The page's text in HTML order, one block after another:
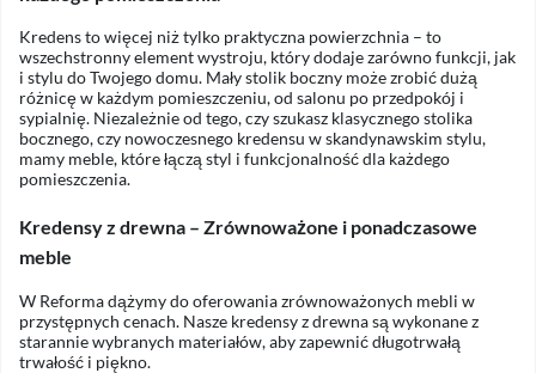
Kredens to więcej niż tylko praktyczna powierzchnia – to
wszechstronny element wystroju, który dodaje zarówno funkcji, jak
i stylu do Twojego domu. Mały stolik boczny może zrobić dużą
różnicę w każdym pomieszczeniu, od salonu po przedpokój i
sypialnię. Niezależnie od tego, czy szukasz klasycznego stolika
bocznego, czy nowoczesnego kredensu w skandynawskim stylu,
mamy meble, które łączą styl i funkcjonalność dla każdego
pomieszczenia.
Kredensy z drewna – Zrównoważone i ponadczasowe
meble
W Reforma dążymy do oferowania zrównoważonych mebli w
przystępnych cenach. Nasze kredensy z drewna są wykonane z
starannie wybranych materiałów, aby zapewnić długotrwałą
trwałość i piękno.